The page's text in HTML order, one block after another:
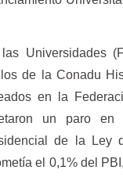
Universidades
de la Conadu
en la
un paro
de la Ley
el 0,1% del